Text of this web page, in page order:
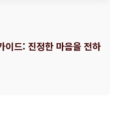
이드: 진정한 마음을 전하